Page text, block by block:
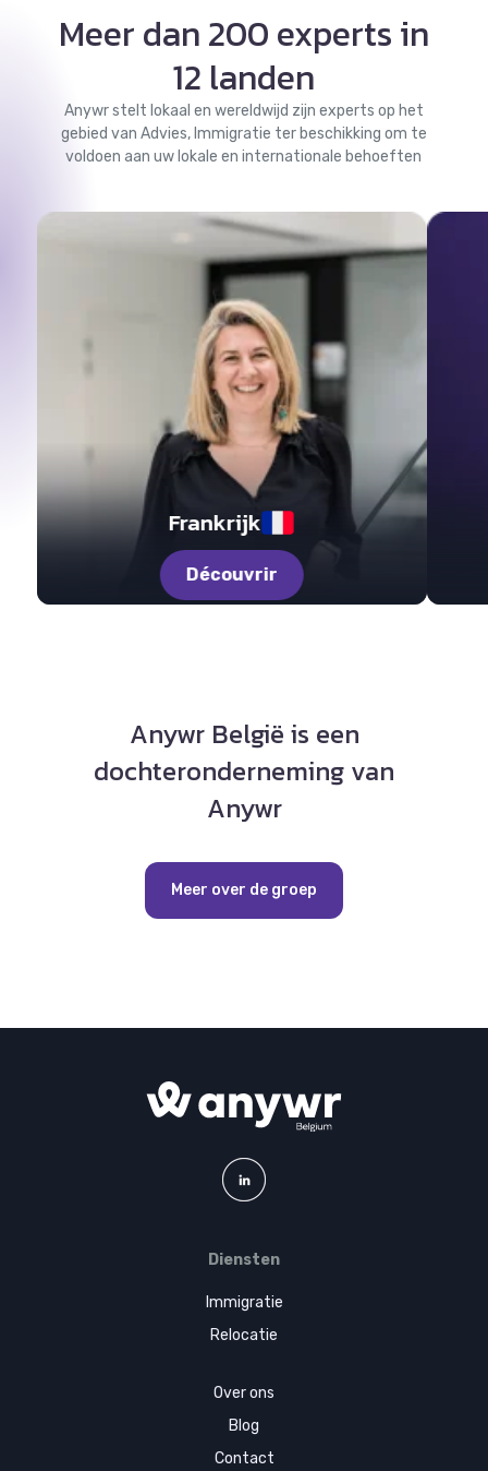
Meer dan 200 experts in
12 landen
Anywr stelt lokaal en wereldwijd zijn experts op het
gebied van Advies, Immigratie ter beschikking om te
voldoen aan uw lokale en internationale behoeften
Frankrijk
Découvrir
Anywr België is een
dochteronderneming van
Anywr
Meer over de groep
Diensten
Immigratie
Relocatie
Over ons
Blog
Contact